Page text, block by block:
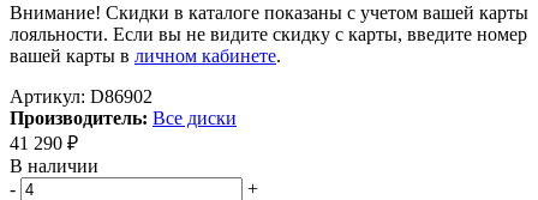
Внимание! Скидки в каталоге показаны с учетом вашей карты
лояльности. Если вы не видите скидку с карты, введите номер
вашей карты в личном кабинете.
Артикул: D86902
Производитель: Все диски
41 290 ₽
В наличии
-
+